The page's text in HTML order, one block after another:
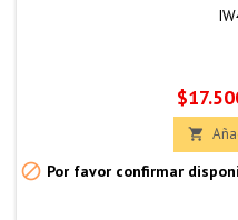
Precio

 Por favor confirmar